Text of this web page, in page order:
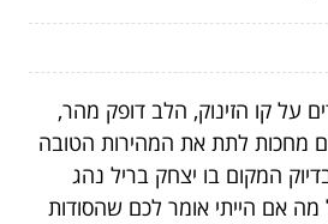
על קו הזינוק, הלב דופק מהר,
מחכות לתת את המהירות הטובה
המקום בו יצחק בריל נהג
אם הייתי אומר לכם שהסודות